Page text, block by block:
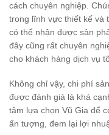
cách chuyên nghiệp.
trong lĩnh vực thiết kế và
có thể nhận được sản
đây cũng rất chuyên
cho khách hàng dịch vụ
Không chỉ vậy, chi phí
được đánh giá là khá
tâm lựa chọn Vũ Gia để
ấn tượng, đem lại lợi